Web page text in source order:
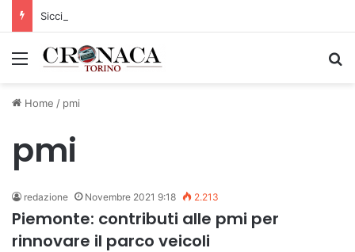
Menu
Home / pmi
pmi
redazione Novembre 2021 9:18 2.213
Piemonte: contributi alle pmi per
rinnovare il parco veicoli